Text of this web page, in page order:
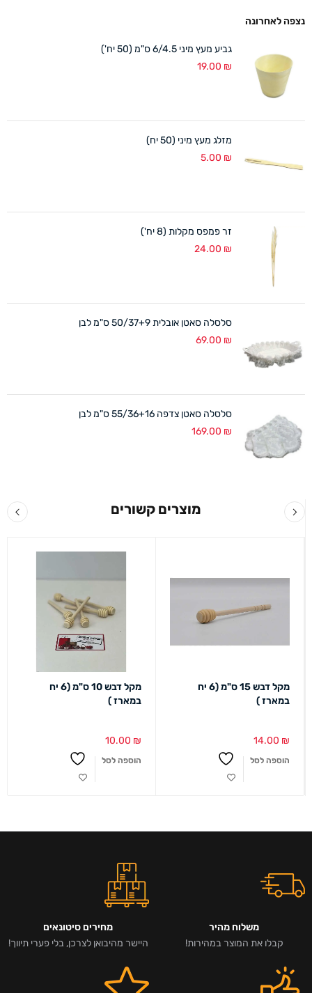
נצפה לאחרונה
גביע מעץ מיני 6/4.5 ס"מ (50 יח')
19.00 ₪
מזלג מעץ מיני (50 יח)
5.00 ₪
זר פמפס מקלות (8 יח')
24.00 ₪
סלסלה סאטן אובלית 50/37+9 ס"מ לבן
69.00 ₪
סלסלה סאטן צדפה 55/36+16 ס"מ לבן
169.00 ₪
מוצרים קשורים
מקל דבש 15 ס"מ (6 יח
במארז )
14.00 ₪
הוספה לסל
מקל דבש 10 ס"מ (6 יח
במארז )
10.00 ₪
הוספה לסל
משלוח מהיר
קבלו את המוצר במהירות!
מחירים סיטונאים
היישר מהיבואן לצרכן, בלי פערי תיווך!